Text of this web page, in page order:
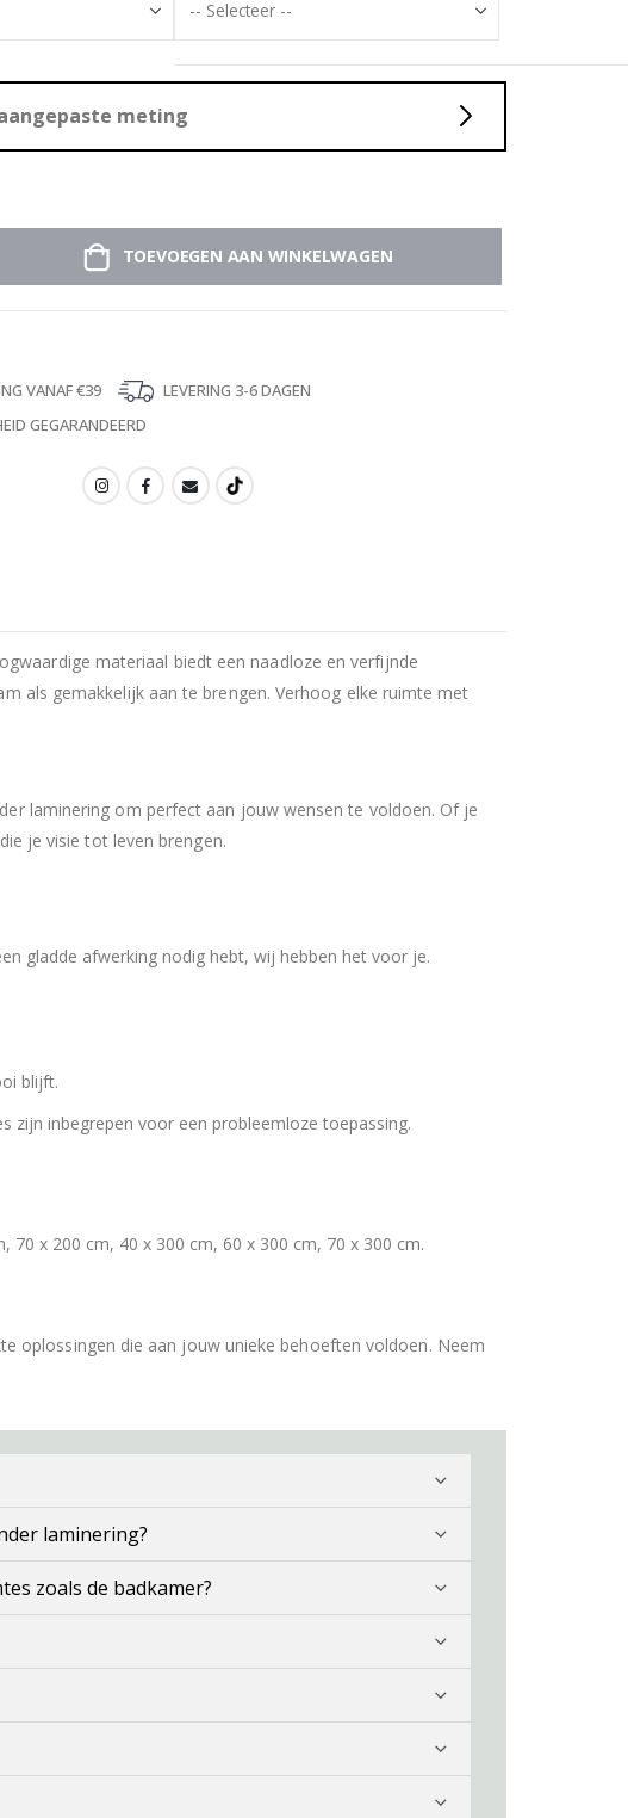
meting
TOEVOEGEN AAN WINKELWAGEN
VANAF €39
LEVERING 3-6 DAGEN
GEGARANDEERD
materiaal biedt een naadloze en verfijnde
als gemakkelijk aan te brengen. Verhoog elke ruimte met
laminering om perfect aan jouw wensen te voldoen. Of je
je visie tot leven brengen.
gladde afwerking nodig hebt, wij hebben het voor je.
blijft.
zijn inbegrepen voor een probleemloze toepassing.
70 x 200 cm, 40 x 300 cm, 60 x 300 cm, 70 x 300 cm.
oplossingen die aan jouw unieke behoeften voldoen. Neem
laminering?
zoals de badkamer?